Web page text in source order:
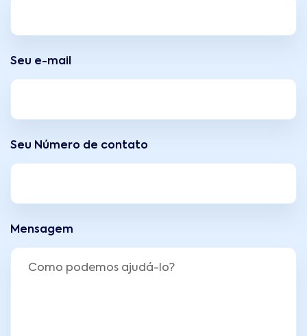
Seu e-mail
Seu Número de contato
Mensagem